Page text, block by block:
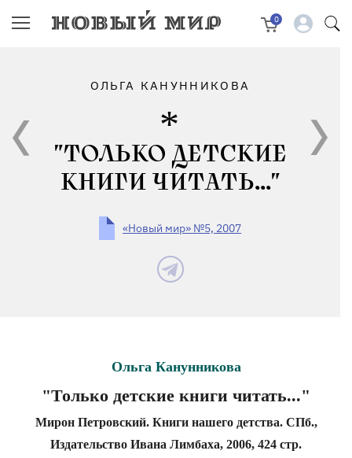
0
ОЛЬГА КАНУННИКОВА
"ТОЛЬКО ДЕТСКИЕ
КНИГИ ЧИТАТЬ..."
«Новый мир» №5, 2007
Ольга Канунникова
"Только детские книги читать..."
Мирон Петровский. Книги нашего детства. СПб.,
Издательство Ивана Лимбаха, 2006, 424 стр.